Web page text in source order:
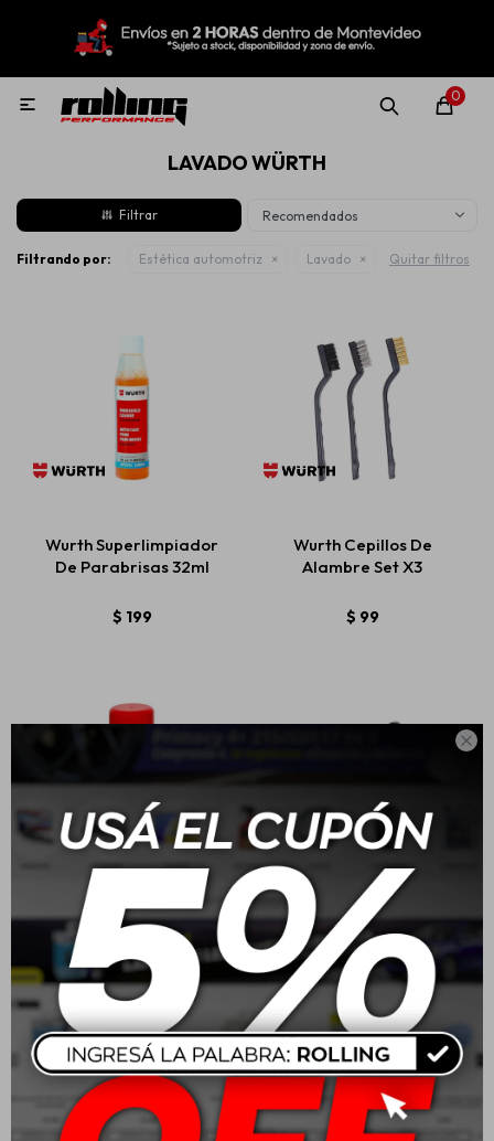

0

LAVADO WÜRTH
Recomendados
Filtrando por: Estética automotriz Lavado Quitar filtros
Wurth Superlimpiador
De Parabrisas 32ml
$ 199
Wurth Cepillos De
Alambre Set X3
$ 99
Wurth Limpiador A/C
HSW200 Plus Lavanda
$513
Wurth Kit Limpieza 16
Piezas Con Bolso
$ 1.099
MI CUENTA
Nuevo! Rolling Repuestos
Llantas
Estética automotriz
Baterías
Servicios